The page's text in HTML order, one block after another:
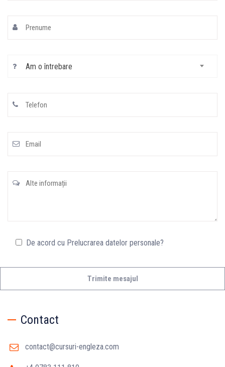
Am o întrebare
De acord cu Prelucrarea datelor personale?
Contact
contact@cursuri-engleza.com